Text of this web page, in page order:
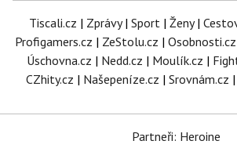
Tiscali.cz | Zprávy| Sport | Ženy|
Profigamers.cz | ZeStolu.cz | Osobnosti.cz
Úschovna.cz | Nedd.cz | Moulík.cz |
CZhity.cz | Našepeníze.cz | Srovnám.cz |
Partneři: Heroine